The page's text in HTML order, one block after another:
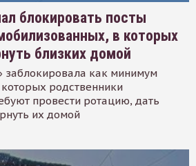
блокировать посты
в которых
близких домой
заблокировала как минимум
родственники
провести ротацию, дать
их домой